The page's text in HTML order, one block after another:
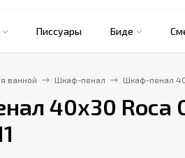
Писсуары Биде
ванной Шкаф-пенал Шкаф-пенал
40x30 Roca